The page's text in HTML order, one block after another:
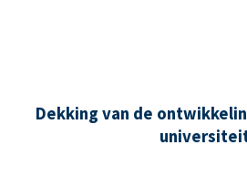
Dekking van de